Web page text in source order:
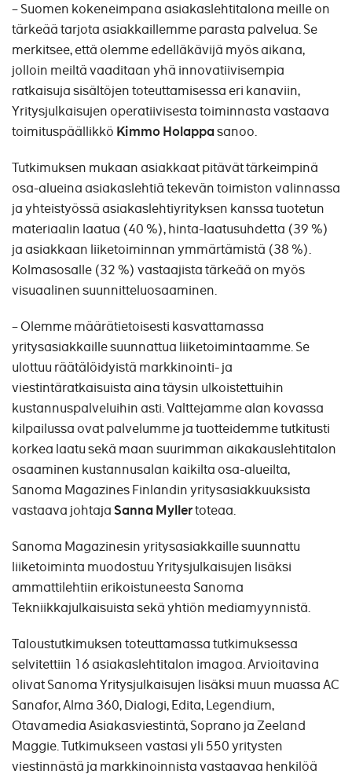
– Suomen kokeneimpana asiakaslehtitalona meille on
tärkeää tarjota asiakkaillemme parasta palvelua. Se
merkitsee, että olemme edelläkävijä myös aikana,
jolloin meiltä vaaditaan yhä innovatiivisempia
ratkaisuja sisältöjen toteuttamisessa eri kanaviin,
Yritysjulkaisujen operatiivisesta toiminnasta vastaava
toimituspäällikkö Kimmo Holappasanoo.
Tutkimuksen mukaan asiakkaat pitävät tärkeimpinä
osa-alueina asiakaslehtiä tekevän toimiston valinnassa
ja yhteistyössä asiakaslehtiyrityksen kanssa tuotetun
materiaalin laatua (40 %), hinta-laatusuhdetta (39 %)
ja asiakkaan liiketoiminnan ymmärtämistä (38 %).
Kolmasosalle (32 %) vastaajista tärkeää on myös
visuaalinen suunnitteluosaaminen.
– Olemme määrätietoisesti kasvattamassa
yritysasiakkaille suunnattua liiketoimintaamme. Se
ulottuu räätälöidyistä markkinointi- ja
viestintäratkaisuista aina täysin ulkoistettuihin
kustannuspalveluihin asti. Valttejamme alan kovassa
kilpailussa ovat palvelumme ja tuotteidemme tutkitusti
korkea laatu sekä maan suurimman aikakauslehtitalon
osaaminen kustannusalan kaikilta osa-alueilta,
Sanoma Magazines Finlandin yritysasiakkuuksista
vastaava johtajaSanna Myllertoteaa.
Sanoma Magazinesin yritysasiakkaille suunnattu
liiketoiminta muodostuu Yritysjulkaisujen lisäksi
ammattilehtiin erikoistuneesta Sanoma
Tekniikkajulkaisuista sekä yhtiön mediamyynnistä.
Taloustutkimuksen toteuttamassa tutkimuksessa
selvitettiin 16 asiakaslehtitalon imagoa. Arvioitavina
olivat Sanoma Yritysjulkaisujen lisäksi muun muassa AC
Sanafor, Alma 360, Dialogi, Edita, Legendium,
Otavamedia Asiakasviestintä, Soprano ja Zeeland
Maggie. Tutkimukseen vastasi yli 550 yritysten
viestinnästä ja markkinoinnista vastaavaa henkilöä